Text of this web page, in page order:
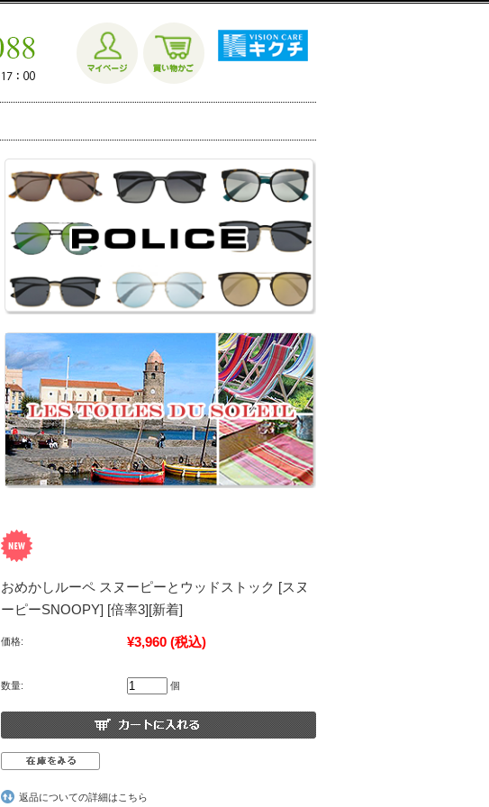
おめかしルーペ スヌーピーとウッドストック [スヌ
ーピーSNOOPY] [倍率3][新着]
価格: ¥3,960 (税込)
数量: 個
返品についての詳細はこちら